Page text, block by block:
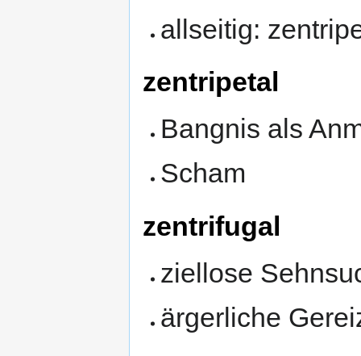
allseitig:
zentripetal
Bangnis als
Scham
zentrifugal
ziellose
ärgerliche